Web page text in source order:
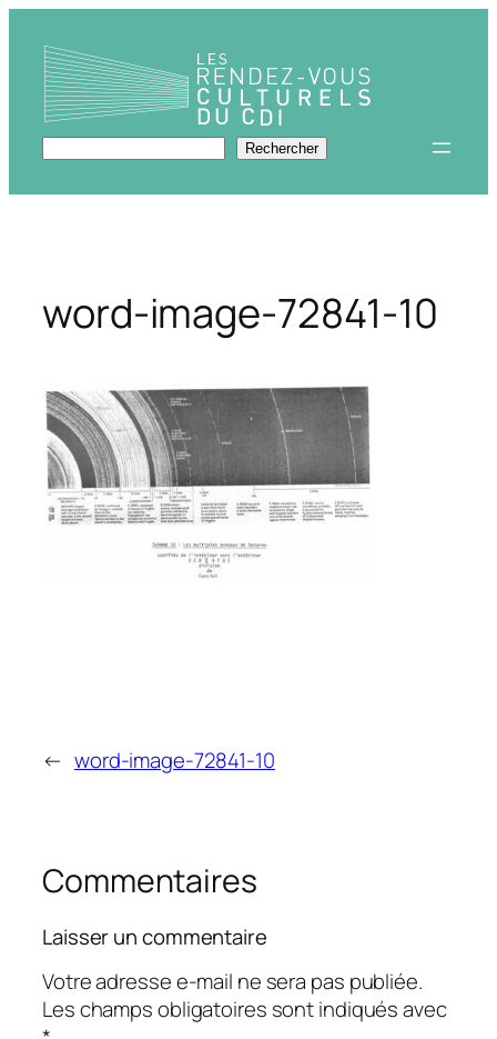
contenu
Rechercher Rechercher
word-image-72841-10
← word-image-72841-10
Commentaires
Laisser un commentaire
Votre adresse e-mail ne sera pas publiée.
Les champs obligatoires sont indiqués avec